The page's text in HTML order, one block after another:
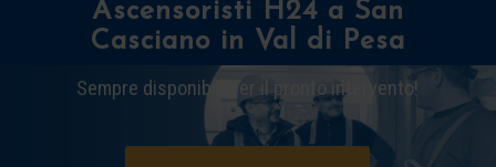
Ascensoristi H24 a San
Casciano in Val di Pesa
Sempre disponibili per il pronto intervento!